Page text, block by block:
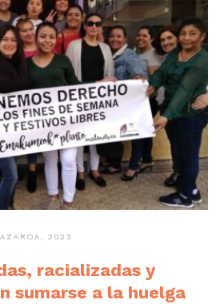
2023
racializadas y
sumarse a la huelga